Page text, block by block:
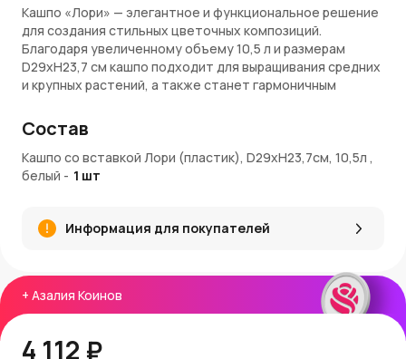
+ Азалия Коинов
4 112 ₽
Кашпо «Лори» — элегантное и функциональное решение
для создания стильных цветочных композиций.
Благодаря увеличенному объему 10,5 л и размерам
D29xH23,7 см кашпо подходит для выращивания средних
и крупных растений, а также станет гармоничным
придает свежесть и визуальную легкость, подчеркивая
естественную красоту зелени и ярких цветов.
Преимущества кашпо «Лори»
влаге и механическим повреждениям.
Вставка внутри делает пересадку растений и уход за
Вместительный объем 10,5 л подходит для крупных
декоративных растений и пышных цветочных
композиций.
для развития корневой системы.
Состав
Кашпо со вставкой Лори (пластик), D29xH23,7см, 10,5л ,
белый - 1 шт
Информация для покупателей